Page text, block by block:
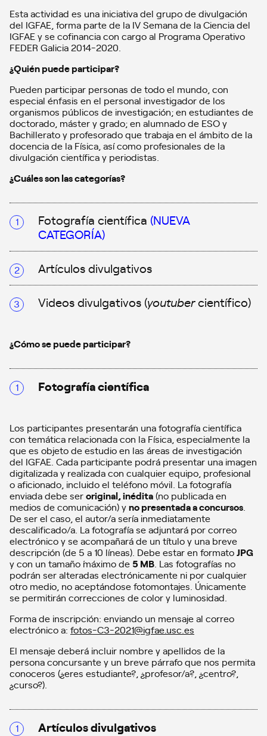
Esta actividad es una iniciativa del grupo de divulgación
del IGFAE, forma parte de la IV Semana de la Ciencia del
IGFAE y se cofinancia con cargo al Programa Operativo
FEDER Galicia 2014-2020.
¿Quién puede participar?
Pueden participar personas de todo el mundo, con
especial énfasis en el personal investigador de los
organismos públicos de investigación; en estudiantes de
doctorado, máster y grado; en alumnado de ESO y
Bachillerato y profesorado que trabaja en el ámbito de la
docencia de la Física, así como profesionales de la
divulgación científica y periodistas.
¿Cuáles son las categorías?
Fotografía científica (NUEVA
CATEGORÍA)
Artículos divulgativos
Videos divulgativos (youtubercientífico)
¿Cómo se puede participar?
Fotografía científica
Los participantes presentarán una fotografía científica
con temática relacionada con la Física, especialmente la
que es objeto de estudio en las áreas de investigación
del IGFAE. Cada participante podrá presentar una imagen
digitalizada y realizada con cualquier equipo, profesional
o aficionado, incluido el teléfono móvil. La fotografía
enviada debe seroriginal, inédita(no publicada en
medios de comunicación) yno presentada a concursos
De ser el caso, el autor/a sería inmediatamente
descalificado/a. La fotografía se adjuntará por correo
electrónico y se acompañará de un título y una breve
descripción (de 5 a 10 líneas). Debe estar en formatoJPG
y con un tamaño ´máximo de 5 MB . Las fotografías no
podrán ser alteradas electrónicamente ni por cualquier
otro medio, no aceptándose fotomontajes. Únicamente
se permitirán correcciones de color y luminosidad.
Forma de inscripción: enviando un mensaje al correo
electrónico a: fotos-C3-2021@igfae.usc.es
El mensaje deberá incluir nombre y apellidos de la
persona concursante y un breve párrafo que nos permita
conoceros (¿eres estudiante?, ¿profesor/a?, ¿centro?,
¿curso?).
Artículos divulgativos